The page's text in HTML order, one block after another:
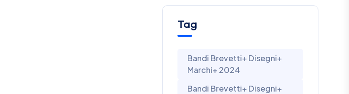
Tag
Bandi Brevetti+ Disegni+
Marchi+ 2024
Bandi Brevetti+ Disegni+